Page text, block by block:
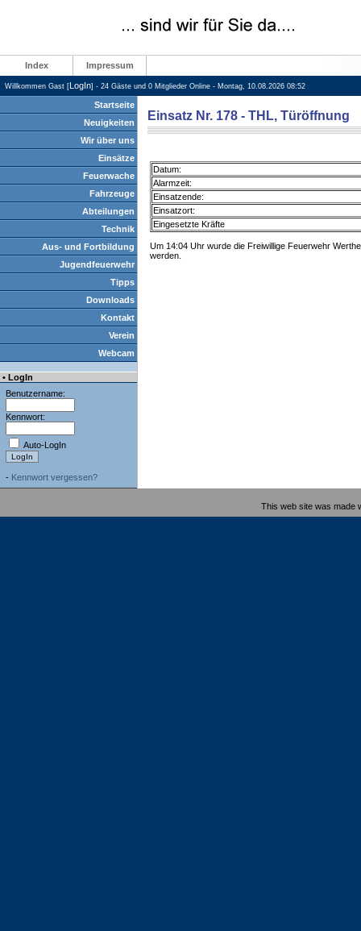
Index Impressum
Willkommen Gast [LogIn] - 24 Gäste und 0 Mitglieder Online - Montag, 10.08.2026 08:52
Startseite
Neuigkeiten
Wir über uns
Einsätze
Feuerwache
Fahrzeuge
Abteilungen
Technik
Aus- und Fortbildung
Jugendfeuerwehr
Tipps
Downloads
Kontakt
Verein
Webcam
• LogIn
Benutzername:
Kennwort:
Auto-LogIn
- Kennwort vergessen?
Einsatz Nr. 178 - THL, Türöffnung
Datum:
Alarmzeit:
Einsatzende:
Einsatzort:
Eingesetzte Kräfte
Um 14:04 Uhr wurde die Freiwillige Feuerwehr
werden.
This web site was made